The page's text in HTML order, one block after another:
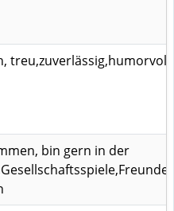
treu,zuverlässig,humorvoll
bin gern in der